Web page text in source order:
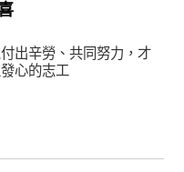
出辛勞、共同努力，才
心的志工